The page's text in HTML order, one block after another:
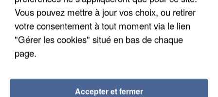
Vous pouvez mettre à jour vos choix, ou retirer
votre consentement à tout moment via le lien
"Gérer les cookies" situé en bas de chaque
page.
Accepter et fermer